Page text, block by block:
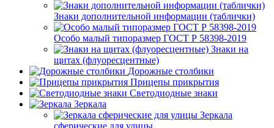
Знаки дополнительной информации (таблички)
Особо малый типоразмер ГОСТ Р 58398-2019
Знаки на
щитах (флуоресцентные)
Дорожные столбики
Прицепы прикрытия
Светодиодные знаки
Зеркала
Зеркала
сферические для улицы